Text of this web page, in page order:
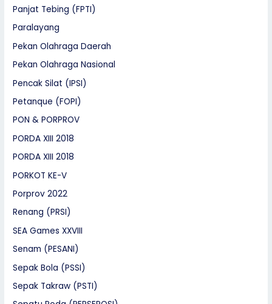
Panjat Tebing (FPTI)
Paralayang
Pekan Olahraga Daerah
Pekan Olahraga Nasional
Pencak Silat (IPSI)
Petanque (FOPI)
PON & PORPROV
PORDA XIII 2018
PORDA XIII 2018
PORKOT KE-V
Porprov 2022
Renang (PRSI)
SEA Games XXVIII
Senam (PESANI)
Sepak Bola (PSSI)
Sepak Takraw (PSTI)